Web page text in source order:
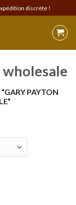
discrète !
wholesale
PAYTON